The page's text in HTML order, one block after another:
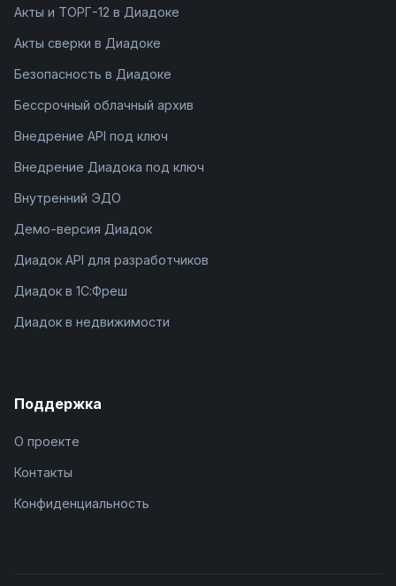
Акты и ТОРГ-12 в Диадоке
Акты сверки в Диадоке
Безопасность в Диадоке
Бессрочный облачный архив
Внедрение API под ключ
Внедрение Диадока под ключ
Внутренний ЭДО
Демо-версия Диадок
Диадок API для разработчиков
Диадок в 1С:Фреш
Диадок в недвижимости
Поддержка
О проекте
Контакты
Конфиденциальность